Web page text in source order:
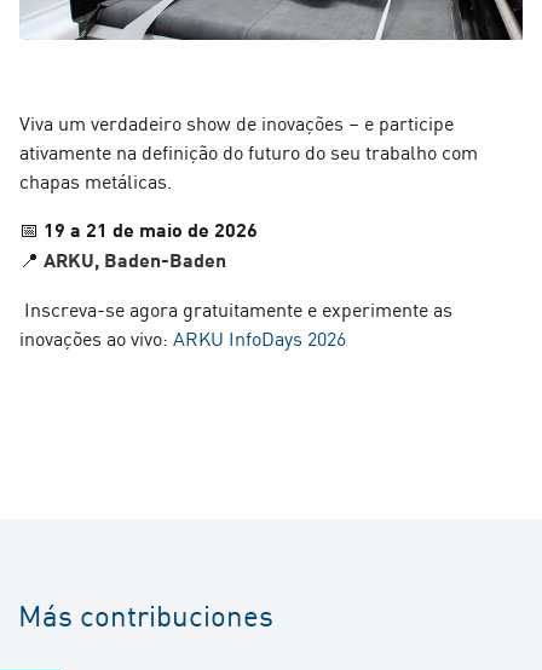
Viva um verdadeiro show de inovações – e participe
ativamente na definição do futuro do seu trabalho com
chapas metálicas.
📅 19 a 21 de maio de 2026
📍 ARKU, Baden-Baden
Inscreva-se agora gratuitamente e experimente as
inovações ao vivo: ARKU InfoDays 2026
Más contribuciones